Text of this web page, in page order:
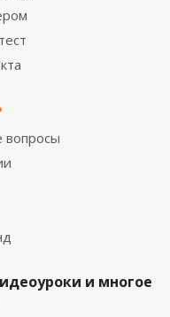
вопросы
и многое